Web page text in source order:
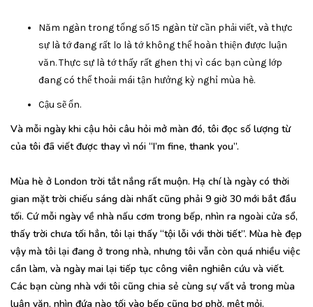
Năm ngàn trong tổng số 15 ngàn từ cần phải viết, và thực
sự là tớ đang rất lo là tớ không thể hoàn thiện được luận
văn. Thực sự là tớ thấy rất ghen thị vì các bạn cùng lớp
đang có thể thoải mái tận hưởng kỳ nghỉ mùa hè.
Cậu sẽ ổn.
Và mỗi ngày khi cậu hỏi câu hỏi mở màn đó, tôi đọc số lượng từ
của tôi đã viết được thay vì nói “I’m fine, thank you”.
Mùa hè ở London trời tắt nắng rất muộn. Hạ chí là ngày có thời
gian mặt trời chiếu sáng dài nhất cũng phải 9 giờ 30 mới bắt đầu
tối. Cứ mỗi ngày về nhà nấu cơm trong bếp, nhìn ra ngoài cửa sổ,
thấy trời chưa tối hẳn, tôi lại thấy “tội lỗi với thời tiết”. Mùa hè đẹp
vậy mà tôi lại đang ở trong nhà, nhưng tôi vẫn còn quá nhiều việc
cần làm, và ngày mai lại tiếp tục công viên nghiên cứu và viết.
Các bạn cùng nhà với tôi cũng chia sẻ cùng sự vất vả trong mùa
luận văn, nhìn đứa nào tối vào bếp cũng bơ phờ, mệt mỏi.